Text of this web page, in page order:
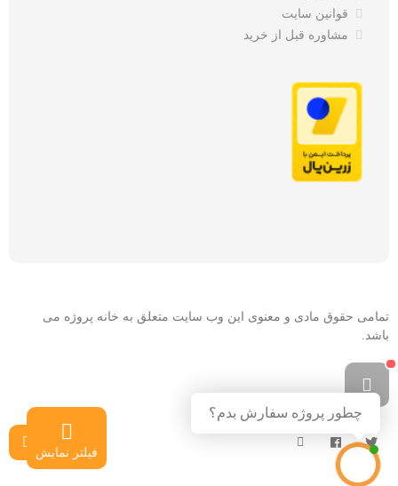
فیلتر نمایش
قوانین سایت
مشاوره قبل از خرید
تمامی حقوق مادی و معنوی این وب سایت متعلق به خانه پروژه می
باشد.
چطور پروژه سفارش بدم؟